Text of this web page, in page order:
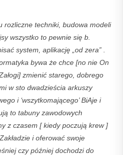
rozliczne techniki, budowa modeli
wszystko to pewnie się b.
system, aplikację „od zera” .
bywa że chce [no nie On
zmienić starego, dobrego
w sto dwadzieścia arkuszy
i ‘wszytkomającego’ BiAje i
to tabuny zawodowych
z czasem [ kiedy poczują krew ]
i oferować swoje
czy później dochodzi do